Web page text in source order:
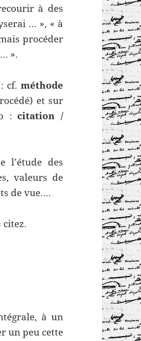
à des
… », « à
procéder
».
cf. méthode
et sur
: citation /
l’étude des
valeurs de
de vue….
citez.
à un
un peu cette